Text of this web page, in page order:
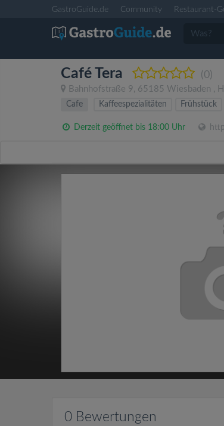
GastroGuide.de Community Restaurant-
Café Tera (0)
Bahnhofstraße 9, 65185 Wiesbaden ,
Cafe
Kaffeespezialitäten Frühstück
Derzeit geöffnet bis 18:00 Uhr
0 Bewertungen